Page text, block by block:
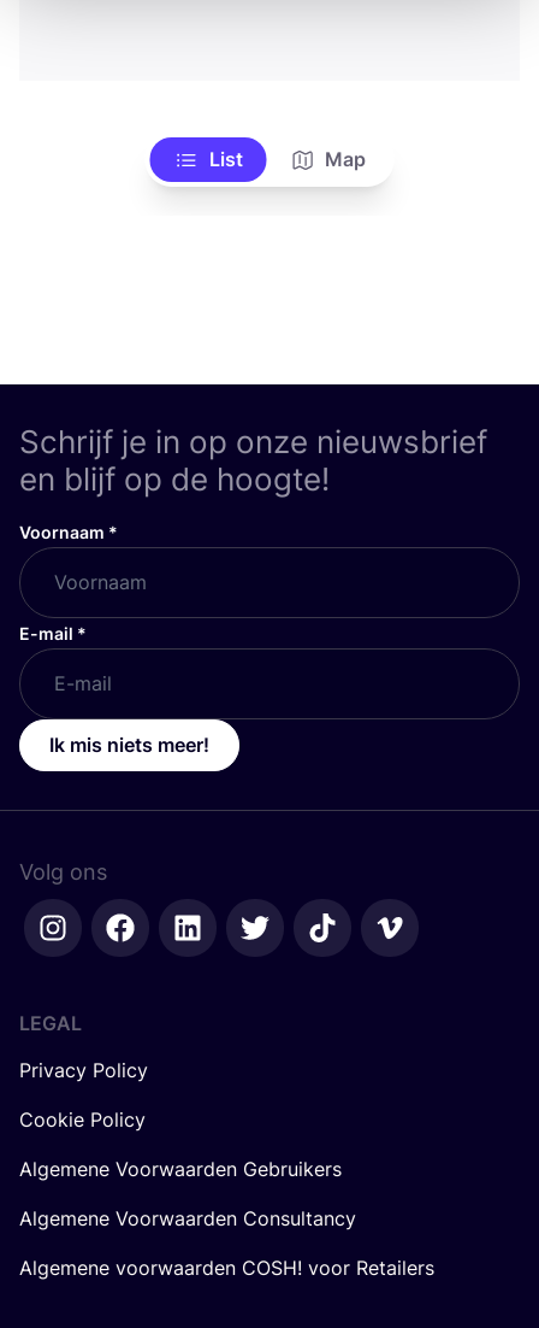
List Map
Schrijf je in op onze nieuwsbrief
en blijf op de hoogte!
Voornaam *
E-mail *
Ik mis niets meer!
Volg ons
LEGAL
Privacy Policy
Cookie Policy
Algemene Voorwaarden Gebruikers
Algemene Voorwaarden Consultancy
Algemene voorwaarden COSH! voor Retailers